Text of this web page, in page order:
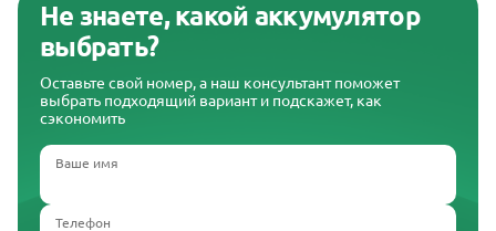
Не знаете, какой аккумулятор
выбрать?
Оставьте свой номер, а наш консультант поможет
выбрать подходящий вариант и подскажет, как
сэкономить
Ваше имя
Телефон